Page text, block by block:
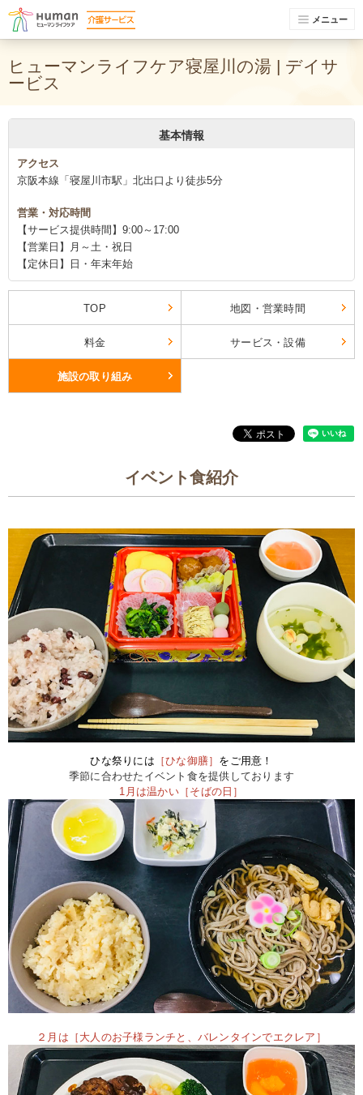
メニュー
ヒューマンライフケア寝屋川の湯 | デイサ
ービス
基本情報
アクセス
京阪本線「寝屋川市駅」北出口より徒歩5分
営業・対応時間
【サービス提供時間】9:00～17:00
【営業日】月～土・祝日
【定休日】日・年末年始
TOP 地図・営業時間
料金 サービス・設備
施設の取り組み
イベント食紹介
ひな祭りには ［ひな御膳］ をご用意！
季節に合わせたイベント食を提供しております
1月は温かい［そばの日］
２月は［大人のお子様ランチと、バレンタインでエクレア］